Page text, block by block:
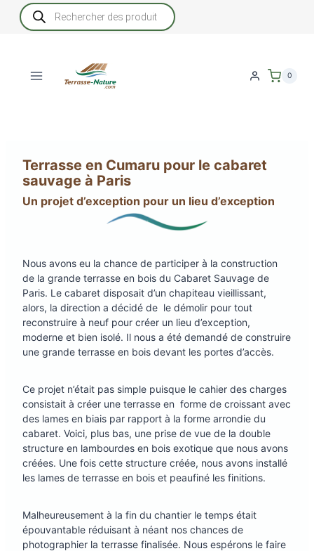
Recherche
de
produits
0
Terrasse en Cumaru pour le cabaret
sauvage à Paris
Un projet d’exception pour un lieu d’exception
Nous avons eu la chance de participer à la construction
de la grande terrasse en bois du Cabaret Sauvage de
Paris. Le cabaret disposait d’un chapiteau vieillissant,
alors, la direction a décidé de le démolir pour tout
reconstruire à neuf pour créer un lieu d’exception,
moderne et bien isolé. Il nous a été demandé de construire
une grande terrasse en bois devant les portes d’accès.
Ce projet n’était pas simple puisque le cahier des charges
consistait à créer une terrasse en forme de croissant avec
des lames en biais par rapport à la forme arrondie du
cabaret. Voici, plus bas, une prise de vue de la double
structure en lambourdes en bois exotique que nous avons
créées. Une fois cette structure créée, nous avons installé
les lames de terrasse en bois et peaufiné les finitions.
Malheureusement à la fin du chantier le temps était
épouvantable réduisant à néant nos chances de
photographier la terrasse finalisée. Nous espérons le faire